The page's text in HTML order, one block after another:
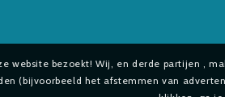
website bezoekt! Wij, en derde partijen ,
(bijvoorbeeld het afstemmen van